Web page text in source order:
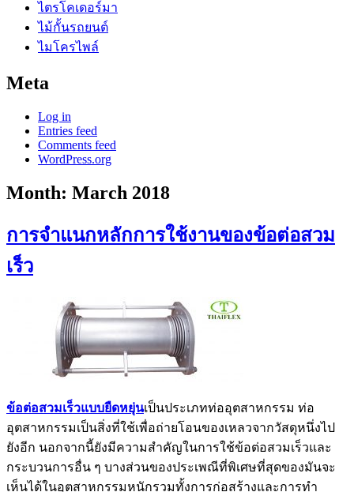
ไตรโคเดอร์มา
ไม้กั้นรถยนต์
ไมโครไพล์
Meta
Log in
Entries feed
Comments feed
WordPress.org
Month: March 2018
การจำแนกหลักการใช้งานของข้อต่อสวม
เร็ว
ข้อต่อสวมเร็วแบบยืดหยุ่นเป็นประเภทท่ออุตสาหกรรม ท่อ
อุตสาหกรรมเป็นสิ่งที่ใช้เพื่อถ่ายโอนของเหลวจากวัสดุหนึ่งไป
ยังอีก นอกจากนี้ยังมีความสำคัญในการใช้ข้อต่อสวมเร็วและ
กระบวนการอื่น ๆ บางส่วนของประเพณีที่พิเศษที่สุดของมันจะ
เห็นได้ในอุตสาหกรรมหนักรวมทั้งการก่อสร้างและการทำ